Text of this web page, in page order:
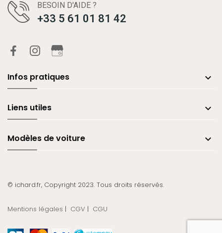
BESOIN D'AIDE ?
+33 5 61 01 81 42
Infos pratiques 
Liens utiles 
Modèles de voiture 
© ichard.fr, Copyright 2023. Tous droits réservés.
Mentions légales | CGV | CGU